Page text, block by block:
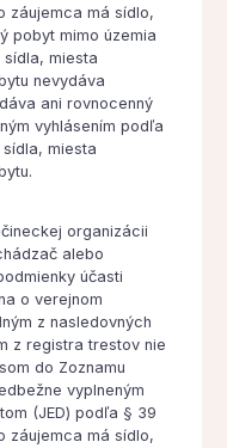
záujemca má sídlo,
pobyt mimo územia
miesta
nevydáva
ani rovnocenný
vyhlásením podľa
miesta
organizácii
alebo
účasti
o verejnom
z nasledovných
z registra trestov nie
do Zoznamu
vyplneným
(JED) podľa § 39
záujemca má sídlo,